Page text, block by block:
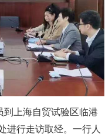
到上海自贸试验区临港
进行走访取经。一行人